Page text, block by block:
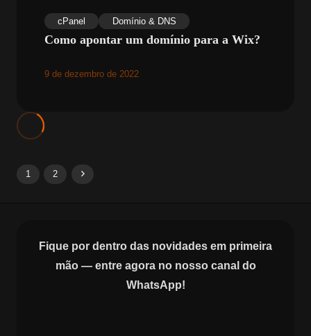
cPanel Domínio & DNS
Como apontar um domínio para a Wix?
9 de dezembro de 2022
1 2
Fique por dentro das novidades em primeira
mão — entre agora no nosso canal do
WhatsApp!